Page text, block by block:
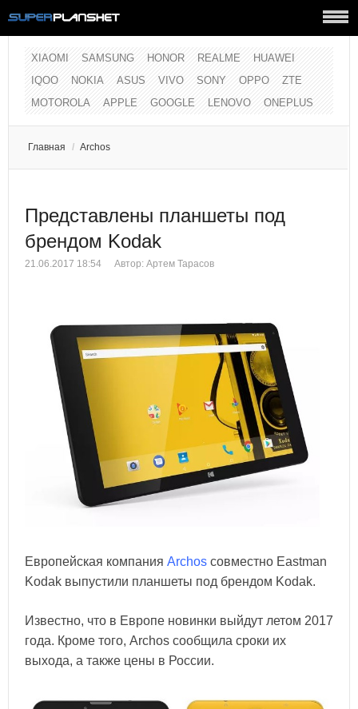
XIAOMI SAMSUNG HONOR REALME
HUAWEI
IQOO
NOKIA ASUS VIVO SONY OPPO
ZTE
MOTOROLA
APPLE GOOGLE LENOVO ONEPLUS
Главная / Archos
Представлены планшеты под
брендом Kodak
21.06.2017 18:54 Автор: Артем Тарасов
Европейская компания Archos совместно Eastman
Kodak выпустили планшеты под брендом Kodak.
Известно, что в Европе новинки выйдут летом 2017
года. Кроме того, Archos сообщила сроки их
выхода, а также цены в России.